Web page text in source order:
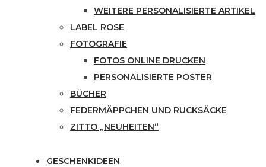
WEITERE PERSONALISIERTE ARTIKEL
LABEL ROSE
FOTOGRAFIE
FOTOS ONLINE DRUCKEN
PERSONALISIERTE POSTER
BÜCHER
FEDERMÄPPCHEN UND RUCKSÄCKE
ZITTO „NEUHEITEN“
GESCHENKIDEEN